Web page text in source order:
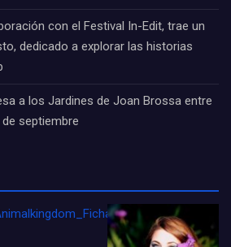
con el Festival In-Edit, trae un
dedicado a explorar las historias
a los Jardines de Joan Brossa entre
septiembre